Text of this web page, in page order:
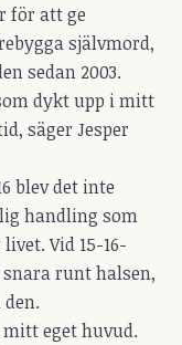
för att ge
självmord,
sedan 2003.
dykt upp i mitt
säger Jesper
blev det inte
handling som
Vid 15-16-
runt halsen,
eget huvud.